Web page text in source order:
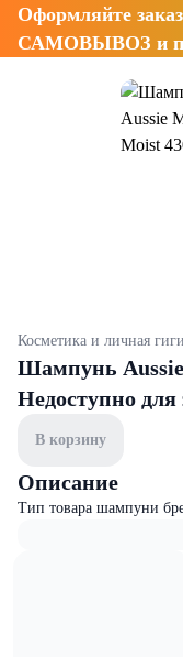
Оформляйте
САМОВЫВОЗ и
Косметика и личная
Шампунь
Недоступно для
В корзину
Описание
Тип товара шампуни